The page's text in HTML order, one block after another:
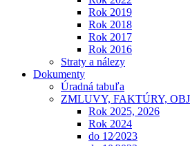
Rok 2019
Rok 2018
Rok 2017
Rok 2016
Straty a nálezy
Dokumenty
Úradná tabuľa
ZMLUVY, FAKTÚRY,
Rok 2025, 2026
Rok 2024
do 12⁄2023